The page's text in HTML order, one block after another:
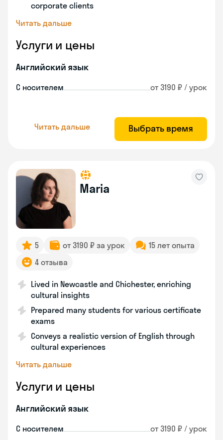
corporate clients
Читать дальше
Услуги и цены
Английский язык
С носителем от 3190 ₽ / урок
Читать дальше Выбрать время
Maria
5 от 3190 ₽ за урок
15 лет опыта
4 отзыва
Lived in Newcastle and Chichester, enriching
cultural insights
Prepared many students for various certificate
exams
Conveys a realistic version of English through
cultural experiences
Читать дальше
Услуги и цены
Английский язык
С носителем от 3190 ₽ / урок